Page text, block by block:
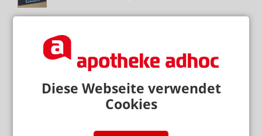
Diese Webseite verwendet
Cookies
DAV steuert Einführung des E-Rezepts
INTEROPERABILITÄT
Bundesregierung: E-Rezept Sache der
Selbstverwaltung
E-REZEPT-STUDIE